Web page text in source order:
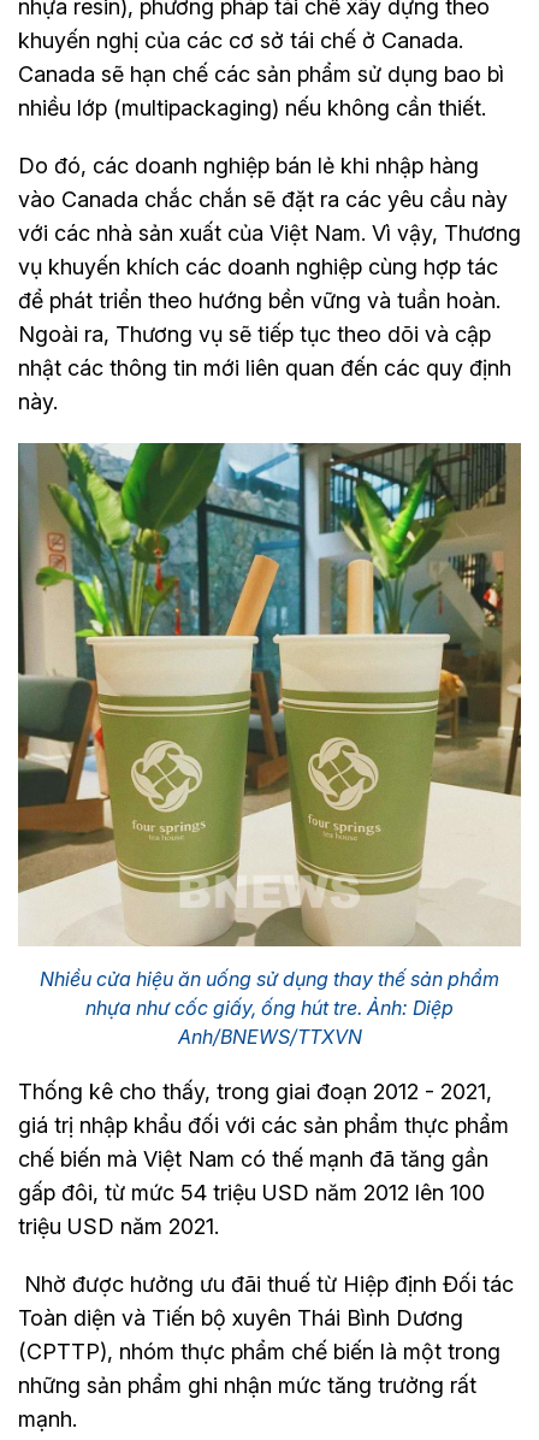
nhựa resin), phương pháp tái chế xây dựng theo
khuyến nghị của các cơ sở tái chế ở Canada.
Canada sẽ hạn chế các sản phẩm sử dụng bao bì
nhiều lớp (multipackaging) nếu không cần thiết.
Do đó, các doanh nghiệp bán lẻ khi nhập hàng
vào Canada chắc chắn sẽ đặt ra các yêu cầu này
với các nhà sản xuất của Việt Nam. Vì vậy, Thương
vụ khuyến khích các doanh nghiệp cùng hợp tác
để phát triển theo hướng bền vững và tuần hoàn.
Ngoài ra, Thương vụ sẽ tiếp tục theo dõi và cập
nhật các thông tin mới liên quan đến các quy định
này.
Nhiều cửa hiệu ăn uống sử dụng thay thế sản phẩm
nhựa như cốc giấy, ống hút tre. Ảnh: Diệp
Anh/BNEWS/TTXVN
Thống kê cho thấy, trong giai đoạn 2012 - 2021,
giá trị nhập khẩu đối với các sản phẩm thực phẩm
chế biến mà Việt Nam có thế mạnh đã tăng gần
gấp đôi, từ mức 54 triệu USD năm 2012 lên 100
triệu USD năm 2021.
Nhờ được hưởng ưu đãi thuế từ Hiệp định Đối tác
Toàn diện và Tiến bộ xuyên Thái Bình Dương
(CPTTP), nhóm thực phẩm chế biến là một trong
những sản phẩm ghi nhận mức tăng trưởng rất
mạnh.